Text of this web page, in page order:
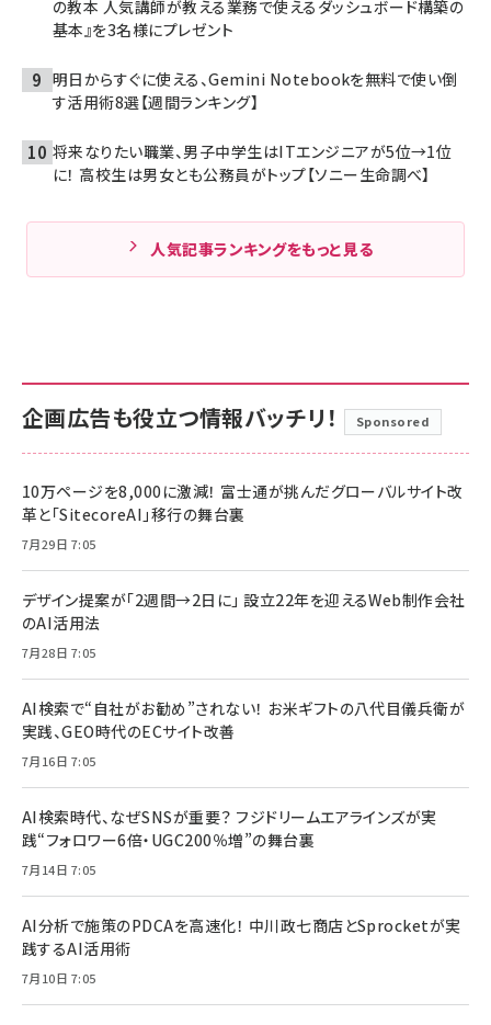
の教本 人気講師が教える業務で使えるダッシュボード構築の
基本』を3名様にプレゼント
明日からすぐに使える、Gemini Notebookを無料で使い倒
す活用術8選【週間ランキング】
将来なりたい職業、男子中学生はITエンジニアが5位→1位
に！ 高校生は男女とも公務員がトップ【ソニー生命調べ】
人気記事ランキングをもっと見る
企画広告も役立つ情報バッチリ！ Sponsored
10万ページを8,000に激減！ 富士通が挑んだグローバルサイト改
革と「SitecoreAI」移行の舞台裏
7月29日 7:05
デザイン提案が「2週間→2日に」 設立22年を迎えるWeb制作会社
のAI活用法
7月28日 7:05
AI検索で“自社がお勧め”されない！ お米ギフトの八代目儀兵衛が
実践、GEO時代のECサイト改善
7月16日 7:05
AI検索時代、なぜSNSが重要？ フジドリームエアラインズが実
践“フォロワー6倍・UGC200％増”の舞台裏
7月14日 7:05
AI分析で施策のPDCAを高速化！ 中川政七商店とSprocketが実
践するAI活用術
7月10日 7:05